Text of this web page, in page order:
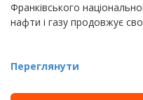
Франківського
нафти і газу продовжує
Переглянути